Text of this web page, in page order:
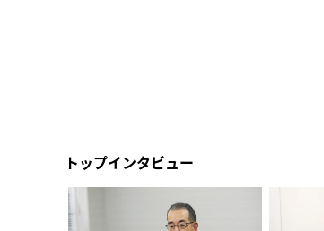
トップインタビュー